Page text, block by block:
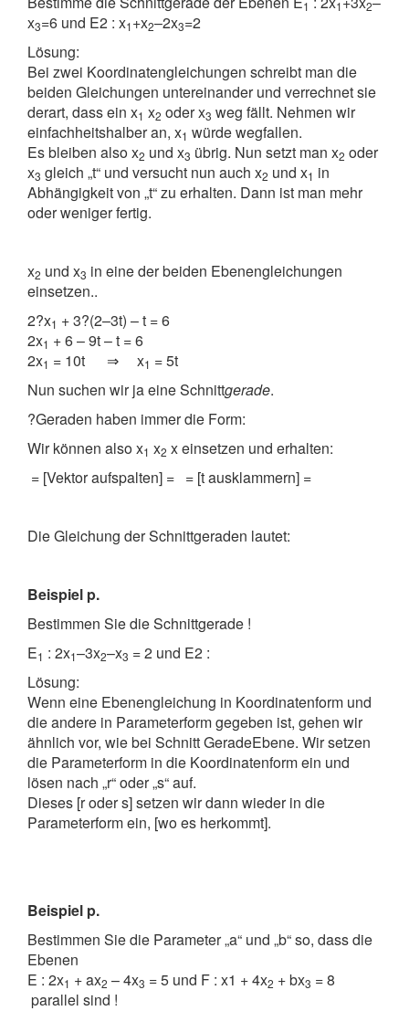
1 1 2
x3=6 und E2 : x1+x2–2x3=2
Lösung:
Bei zwei Koordinatengleichungen schreibt man die
beiden Gleichungen untereinander und verrechnet sie
derart, dass ein x1 x2 oder x3 weg fällt. Nehmen wir
einfachheitshalber an, x1 würde wegfallen.
Es bleiben also x2 und x3 übrig. Nun setzt man x2 oder
x3 gleich „t“ und versucht nun auch x2 und x1 in
Abhängigkeit von „t“ zu erhalten. Dann ist man mehr
oder weniger fertig.
x2 und x3 in eine der beiden Ebenengleichungen
einsetzen..
2?x1 + 3?(2–3t) – t = 6
2x1 + 6 – 9t – t = 6
2x1 = 10t ⇒ x1 = 5t
Nun suchen wir ja eine Schnittgerade.
?Geraden haben immer die Form:
Wir können also x1 x2 x einsetzen und erhalten:
= [Vektor aufspalten] = = [t ausklammern] =
Die Gleichung der Schnittgeraden lautet:
Beispiel p.
Bestimmen Sie die Schnittgerade !
E1 : 2x1–3x2–x3 = 2 und E2 :
Lösung:
Wenn eine Ebenengleichung in Koordinatenform und
die andere in Parameterform gegeben ist, gehen wir
ähnlich vor, wie bei Schnitt GeradeEbene. Wir setzen
die Parameterform in die Koordinatenform ein und
lösen nach „r“ oder „s“ auf.
Dieses [r oder s] setzen wir dann wieder in die
Parameterform ein, [wo es herkommt].
Beispiel p.
Bestimmen Sie die Parameter „a“ und „b“ so, dass die
Ebenen
E : 2x1 + ax2 – 4x3 = 5 und F : x1 + 4x2 + bx3 = 8
parallel sind !